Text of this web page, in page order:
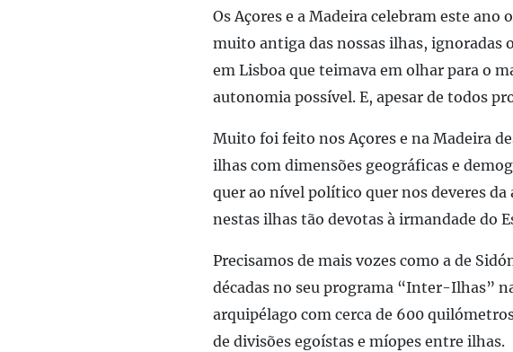
Os Açores e a Madeira celebram este ano
muito antiga das nossas ilhas,
em Lisboa que teimava em olhar para o
autonomia possível. E, apesar de todos
Muito foi feito nos Açores e na Madeira
ilhas com dimensões geográficas e
quer ao nível político quer nos deveres
nestas ilhas tão devotas à irmandade do
Precisamos de mais vozes como a de
décadas no seu programa “Inter-Ilhas”
arquipélago com cerca de 600
de divisões egoístas e míopes entre ilhas.